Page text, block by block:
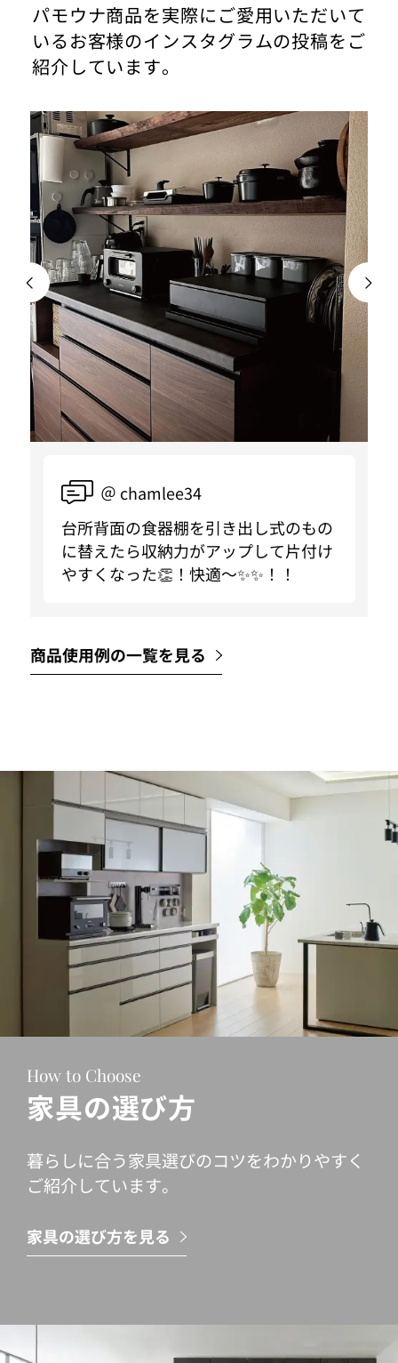
パモウナ商品を実際にご愛用いただいて
いるお客様のインスタグラムの投稿をご
紹介しています。
＠ chamlee34
台所背面の食器棚を引き出し式のもの
に替えたら収納力がアップして片付け
やすくなった👏！快適〜✨✨！！
商品使用例の一覧を見る
How to Choose
家具の選び方
暮らしに合う家具選びのコツをわかりやすく
ご紹介しています。
家具の選び方を見る